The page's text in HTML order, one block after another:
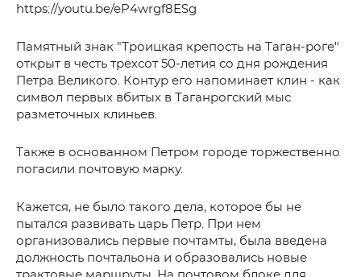
https://youtu.be/eP4wrgf8ESg
Памятный знак "Троицкая крепость на Таган-роге"
открыт в честь трёхсот 50-летия со дня рождения
Петра Великого. Контур его напоминает клин - как
символ первых вбитых в Таганрогский мыс
разметочных клиньев.
Также в основанном Петром городе торжественно
погасили почтовую марку.
Кажется, не было такого дела, которое бы не
пытался развивать царь Петр. При нем
организовались первые почтамты, была введена
должность почтальона и образовались новые